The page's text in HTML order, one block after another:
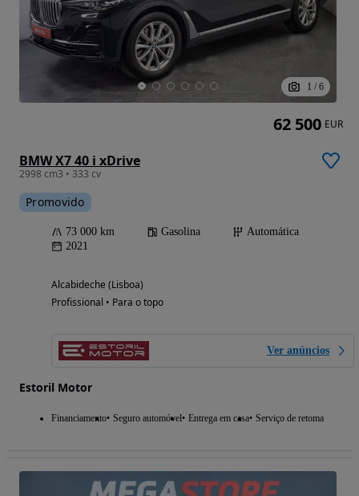
1 / 6
BMW X7 40 i xDrive
2998 cm3 • 333 cv
Promovido
73 000 km Gasolina
Automática
2021
Alcabideche (Lisboa)
Profissional • Para o topo
Ver anúncios
Estoril Motor
Financiamento Seguro automóvel Entrega em casa Serviço de retoma
62 500 EUR